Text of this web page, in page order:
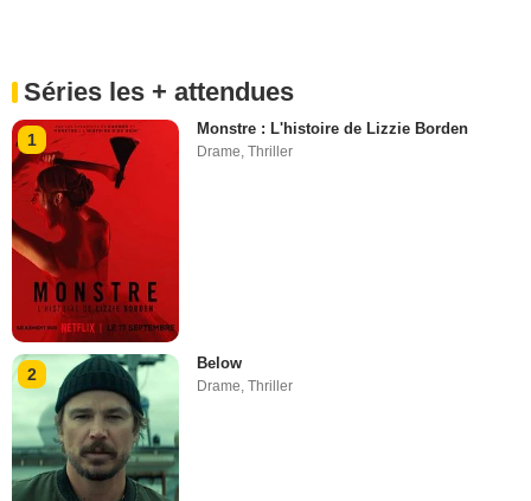
Séries les + attendues
1
Monstre : L'histoire de Lizzie Borden
Drame,Thriller
2
Below
Drame,Thriller